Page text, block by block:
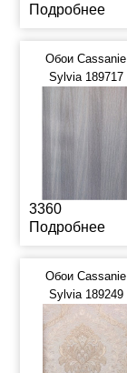
Подробнее
Обои Cassanie
Sylvia 189717
3360
Подробнее
Обои Cassanie
Sylvia 189249